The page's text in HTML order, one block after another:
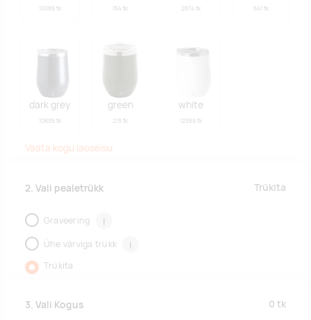
10086 tk 154 tk 2874 tk 541 tk
dark grey
10835 tk
green
213 tk
white
12369 tk
Vaata kogu laoseisu
2. Vali pealetrükk Trükita
Graveering i
Ühe värviga trükk i
Trükita
3. Vali Kogus 0 tk